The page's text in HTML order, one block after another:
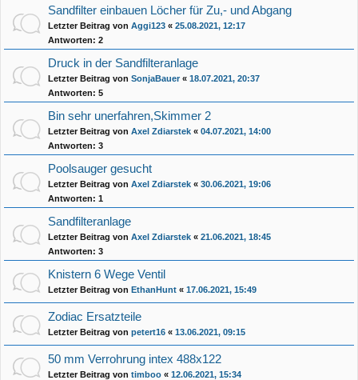
Sandfilter einbauen Löcher für Zu,- und Abgang
Letzter Beitrag von Aggi123 « 25.08.2021, 12:17
Antworten: 2
Druck in der Sandfilteranlage
Letzter Beitrag von SonjaBauer« 18.07.2021, 20:37
Antworten: 5
Bin sehr unerfahren,Skimmer 2
Letzter Beitrag von Axel Zdiarstek « 04.07.2021, 14:00
Antworten: 3
Poolsauger gesucht
Letzter Beitrag von Axel Zdiarstek « 30.06.2021, 19:06
Antworten: 1
Sandfilteranlage
Letzter Beitrag von Axel Zdiarstek « 21.06.2021, 18:45
Antworten: 3
Knistern 6 Wege Ventil
Letzter Beitrag von EthanHunt « 17.06.2021, 15:49
Zodiac Ersatzteile
Letzter Beitrag von petert16 « 13.06.2021, 09:15
50 mm Verrohrung intex 488x122
Letzter Beitrag von timboo « 12.06.2021, 15:34